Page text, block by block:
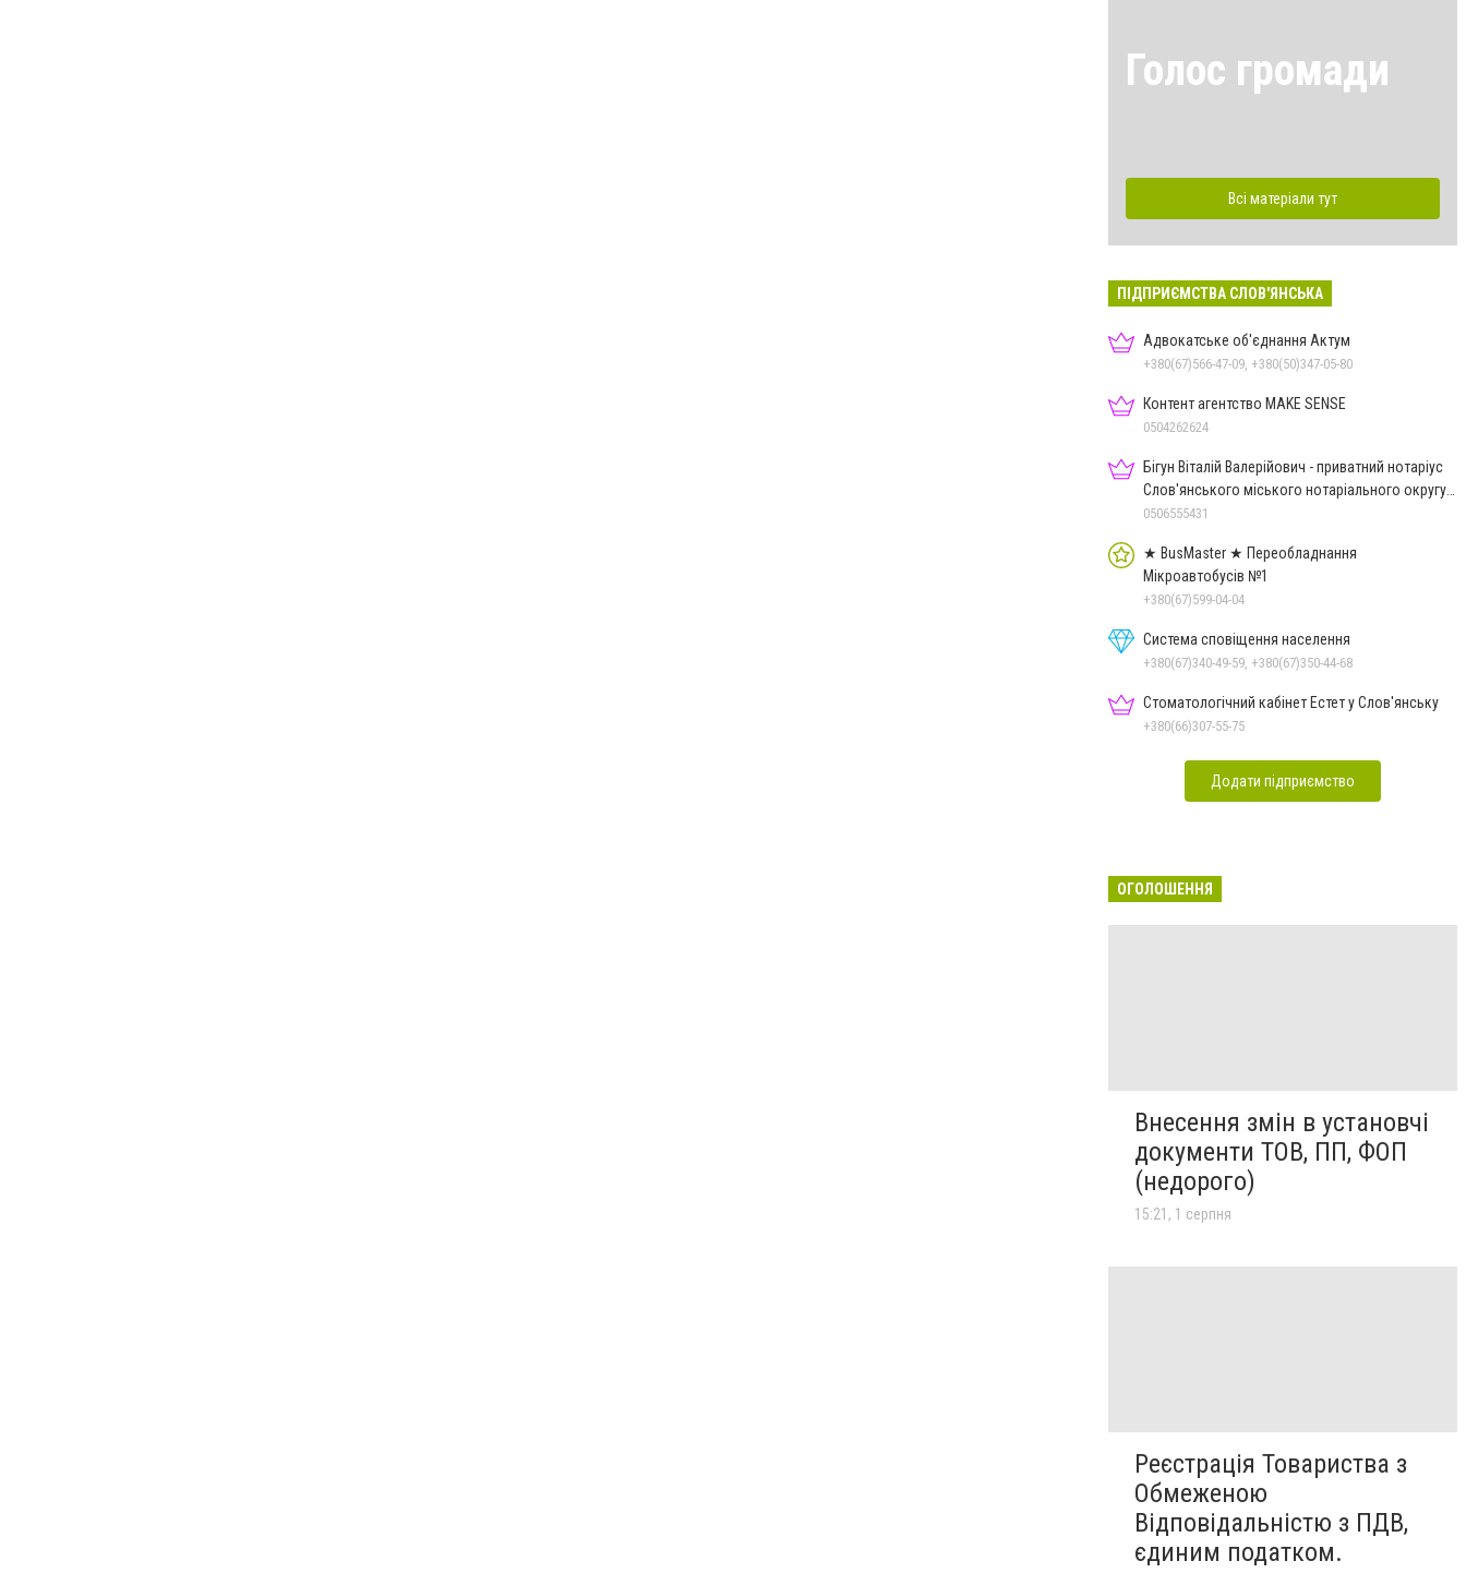
Голос громади
Всі матеріали тут
ПІДПРИЄМСТВА СЛОВ'ЯНСЬКА
Адвокатське об'єднання Актум
+380(67)566-47-09, +380(50)347-05-80
Контент агентство MAKE SENSE
0504262624
Бігун Віталій Валерійович - приватний нотаріус
Слов'янського міського нотаріального округу
Дон.обл.
0506555431
★ BusMaster ★ Переобладнання
Мікроавтобусів №1
+380(67)599-04-04
Система сповіщення населення
+380(67)340-49-59, +380(67)350-44-68
Стоматологічний кабінет Естет у Слов'янську
+380(66)307-55-75
Додати підприємство
ОГОЛОШЕННЯ
Внесення змін в установчі
документи ТОВ, ПП, ФОП
(недорого)
15:21, 1 серпня
Реєстрація Товариства з
Обмеженою
Відповідальністю з ПДВ,
єдиним податком.